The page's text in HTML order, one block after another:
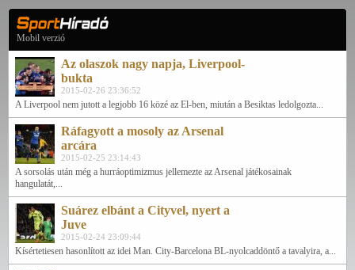
Mobil verzió
Az olaszok nagy napja, Liverpool-
bukta
2015-02-26 23:36:52
A Liverpool nem jutott a legjobb 16 közé az El-ben, miután a Besiktas ledolgozta...
Ráfagyott a mosoly az Arsenal
arcára
2015-02-25 23:14:43
A sorsolás után még a hurráoptimizmus jellemezte az Arsenal játékosainak
hangulatát,...
Suárez elbánt a Cityvel, nyert a
Juve
2015-02-24 23:09:44
Kísértetiesen hasonlított az idei Man. City-Barcelona BL-nyolcaddöntő a tavalyira, a...